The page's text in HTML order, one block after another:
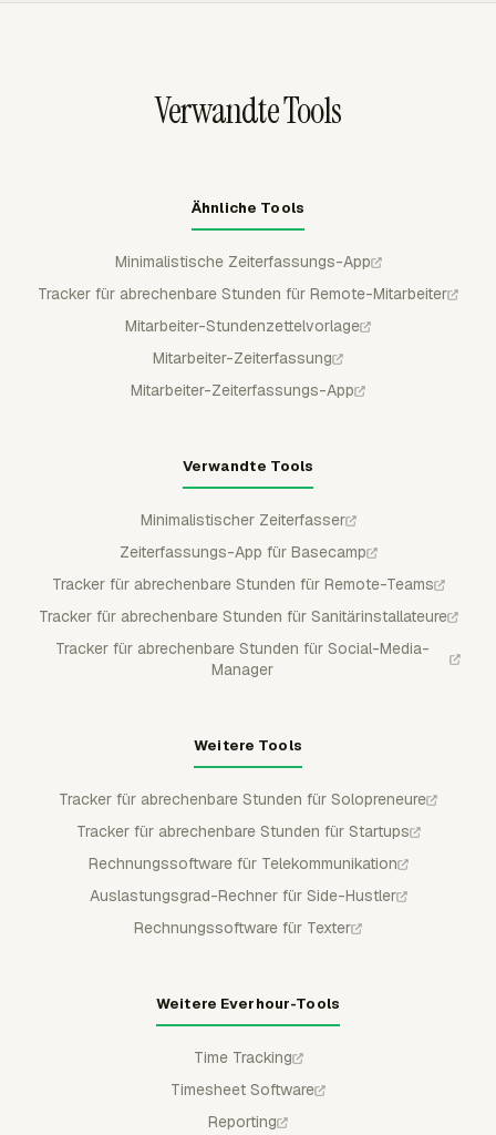
späten Bearbeitungen zu schützen.
Verwandte Tools
Ähnliche Tools
Minimalistische Zeiterfassungs-App
Tracker für abrechenbare Stunden für Remote-Mitarbeiter
Mitarbeiter-Stundenzettelvorlage
Mitarbeiter-Zeiterfassung
Mitarbeiter-Zeiterfassungs-App
Verwandte Tools
Minimalistischer Zeiterfasser
Zeiterfassungs-App für Basecamp
Tracker für abrechenbare Stunden für Remote-Teams
Tracker für abrechenbare Stunden für Sanitärinstallateure
Tracker für abrechenbare Stunden für Social-Media-
Manager
Weitere Tools
Tracker für abrechenbare Stunden für Solopreneure
Tracker für abrechenbare Stunden für Startups
Rechnungssoftware für Telekommunikation
Auslastungsgrad-Rechner für Side-Hustler
Rechnungssoftware für Texter
Weitere Everhour-Tools
Time Tracking
Timesheet Software
Reporting